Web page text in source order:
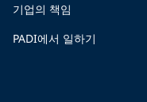
기업의 책임
PADI에서 일하기